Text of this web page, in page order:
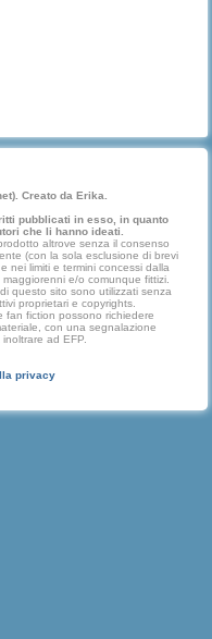
Creato da Erika.
pubblicati in esso, in quanto
che li hanno ideati.
altrove senza il consenso
(con la sola esclusione di brevi
nei limiti e termini concessi dalla
e/o comunque fittizi.
questo sito sono utilizzati senza
proprietari e copyrights.
fan fiction possono richiedere
con una segnalazione
ad EFP.
privacy